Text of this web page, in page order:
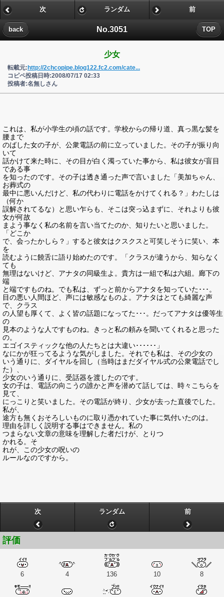
No.3051
back TOP
次 ランダム 前
少女
転載元: http://2chcopipe.blog122.fc2.com/cate...
コピペ投稿日時:2008/07/17 02:33
投稿者:名無しさん
これは、私が小学生の頃の話です。学校からの帰り道、真っ黒な髪を
腰まで
のばした女の子が、公衆電話の前に立っていました。その子が振り向
いて
話かけて来た時に、その目が白く濁っていた事から、私は彼女が盲目
である事
を知ったのです。その子は透き通った声で言いました「美加ちゃん、
お葬式の
最中に悪いんだけど、私の代わりに電話をかけてくれる？」わたしは
（何か
誤解されてるな）と思い乍らも、そこは突っ込まずに、それよりも彼
女が何故
まよう事なく私の名前を言い当てたのか、知りたいと思いました。
「どこか
で、会ったかしら？」すると彼女はクスクスと可笑しそうに笑い、本
を
読むように饒舌に語り始めたのです。「クラスが違うから、知らなく
ても
無理はないけど、アナタの同級生よ。貴方は一組で私は六組。廊下の
端
と端ですものね。でも私は、ずっと前からアナタを知っていた･･･。
目の悪い人間ほど、声には敏感なものよ。アナタはとても綺麗な声
で、クラス
の人望も厚くて、よく皆の話題になってた･･･。だってアナタは優等生
の
見本のような人ですものね。きっと私の頼みを聞いてくれると思った
の。
エゴイスティックな他の人たちとは大違い･･････」
なにかが狂ってるような気がしました。それでも私は、その少女の
いう通りに、ダイヤルを回し（当時はまだダイヤル式の公衆電話でし
た）、
少女のいう通りに、受話器を渡したのです。
女の子は、電話の向こうの誰かと声を潜めて話しては、時々こちらを
見て、
にっこりと笑いました。その電話が終り、少女が去った直後でした。
私が、
途方も無くおそろしいものに取り憑かれていた事に気付いたのは。
理由を詳しく説明する事はできません。私の
つまらない文章の意味を理解した者だけが、とりつ
かれる。そ
れが、この少女の呪いの
ルールなのですから。
次 ランダム 前
評価
6 4 136 10 8